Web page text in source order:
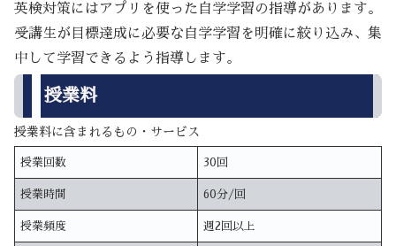
英検対策にはアプリを使った自学学習の指導があります。
受講生が目標達成に必要な自学学習を明確に絞り込み、集
中して学習できるよう指導します。
授業料
授業料に含まれるもの・サービス
授業回数 30回
授業時間 60分/回
授業頻度 週2回以上